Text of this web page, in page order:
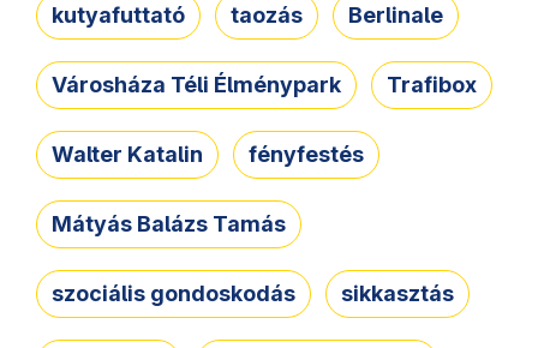
kutyafuttató taozás Berlinale
Városháza Téli Élménypark Trafibox
Walter Katalin fényfestés
Mátyás Balázs Tamás
szociális gondoskodás sikkasztás